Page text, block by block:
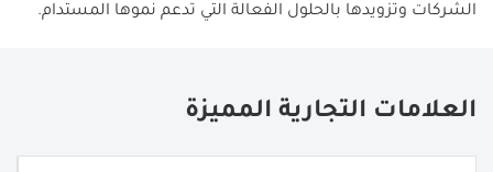
الشركات وتزويدها بالحلول الفعالة التي تدعم نموها المستدام.
العلامات التجارية المميزة